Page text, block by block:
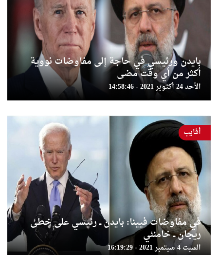
بايدن ورئيسي في حاجة إلى مفاوضات نووية
أكثر من أي وقت مضى
الأحد 24 أكتوبر 2021 - 14:58:46
في مفاوضات فيينا: بايدن ــ رئيسي على خطى
ريجان ــ خامنئي
السبت 4 سبتمبر 2021 - 16:19:29
أفايب